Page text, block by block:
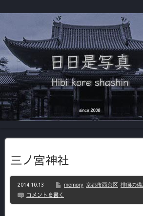
三ノ宮神社
2014.10.13 memory 京都市西京区 徘徊の備
コメントを書く